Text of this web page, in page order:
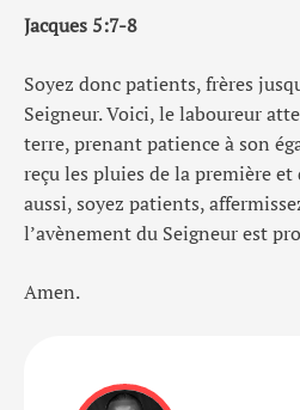
Jacques 5:7-8
Soyez donc patients, frères
Seigneur. Voici, le laboureur
terre, prenant patience à son
reçu les pluies de la première et
aussi, soyez patients,
l’avènement du Seigneur est
Amen.